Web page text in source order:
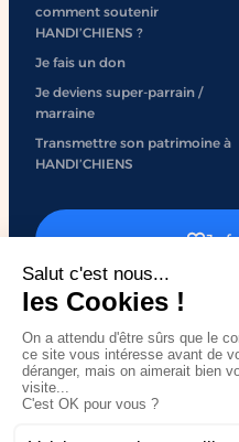
comment soutenir
HANDI’CHIENS ?
Je fais un don
Je deviens super-parrain /
marraine
Transmettre son patrimoine à
HANDI’CHIENS
Je
J'engage